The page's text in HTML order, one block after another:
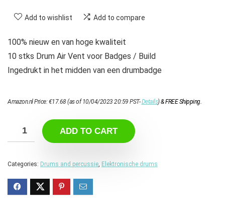
Add to wishlist Add to compare
100% nieuw en van hoge kwaliteit
10 stks Drum Air Vent voor Badges / Build
Ingedrukt in het midden van een drumbadge
Amazon.nl Price:€17.68(as of 10/04/2023 20:59 PST-Details)&FREE Shipping.
ADD TO CART
Categories: Drums and percussie, Elektronische drums